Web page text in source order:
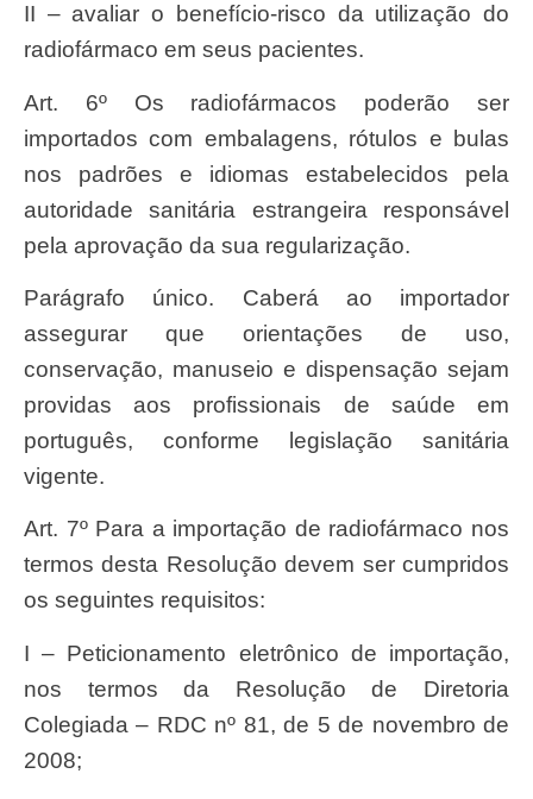
II – avaliar o benefício-risco da utilização do
radiofármaco em seus pacientes.
Art. 6º Os radiofármacos poderão ser
importados com embalagens, rótulos e bulas
nos padrões e idiomas estabelecidos pela
autoridade sanitária estrangeira responsável
pela aprovação da sua regularização.
Parágrafo único. Caberá ao importador
assegurar que orientações de uso,
conservação, manuseio e dispensação sejam
providas aos profissionais de saúde em
português, conforme legislação sanitária
vigente.
Art. 7º Para a importação de radiofármaco nos
termos desta Resolução devem ser cumpridos
os seguintes requisitos:
I – Peticionamento eletrônico de importação,
nos termos da Resolução de Diretoria
Colegiada – RDC nº 81, de 5 de novembro de
2008;